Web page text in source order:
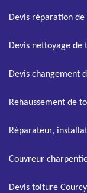
Devis réparation
Devis nettoyage de
Devis changement
Rehaussement de
Réparateur,
Couvreur
Devis toiture